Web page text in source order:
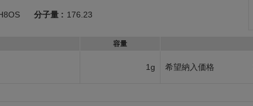
分子量 : 176.23
容量
1g 希望納入価格